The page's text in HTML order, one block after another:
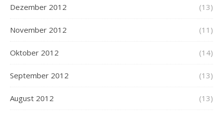
Dezember 2012 (13)
November 2012 (11)
Oktober 2012 (14)
September 2012 (13)
August 2012 (13)